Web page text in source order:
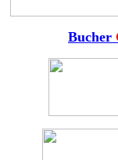
Bucher